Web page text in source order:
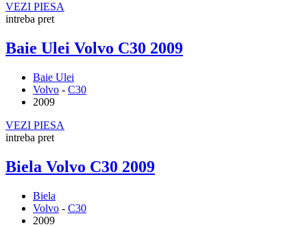
VEZI PIESA
intreba pret
Baie Ulei Volvo C30 2009
Baie Ulei
Volvo - C30
2009
VEZI PIESA
intreba pret
Biela Volvo C30 2009
Biela
Volvo - C30
2009